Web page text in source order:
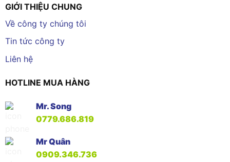
GIỚI THIỆU CHUNG
Về công ty chúng tôi
Tin tức công ty
Liên hệ
HOTLINE MUA HÀNG
Mr. Song
0779.686.819
Mr Quân
0909.346.736